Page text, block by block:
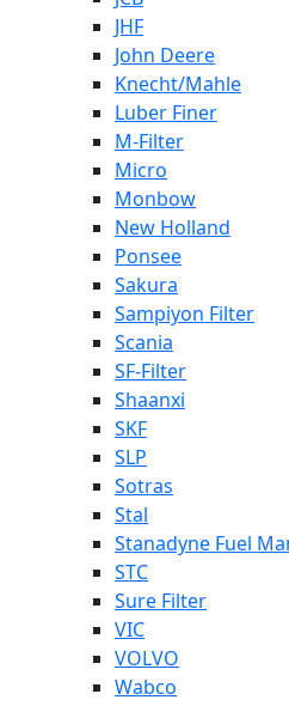
JHF
John Deere
Knecht/Mahle
Luber Finer
M-Filter
Micro
Monbow
New Holland
Ponsee
Sakura
Sampiyon Filter
Scania
SF-Filter
Shaanxi
SKF
SLP
Sotras
Stal
Stanadyne Fuel
STC
Sure Filter
VIC
VOLVO
Wabco